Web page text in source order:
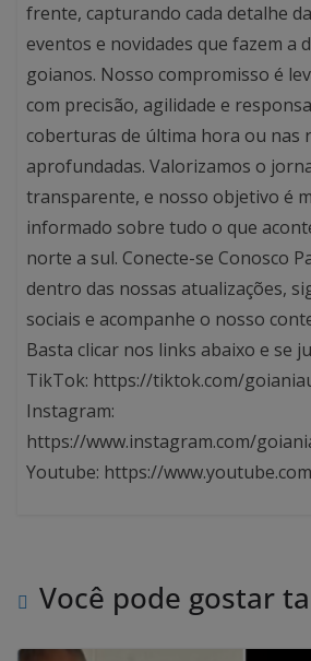
frente, capturando cada detalhe
eventos e novidades que fazem a
goianos. Nosso compromisso é
com precisão, agilidade e
coberturas de última hora ou nas
aprofundadas. Valorizamos o
transparente, e nosso objetivo é
informado sobre tudo o que
norte a sul. Conecte-se Conosco
dentro das nossas atualizações,
sociais e acompanhe o nosso
Basta clicar nos links abaixo e se
TikTok: https://tiktok.com/
Instagram:
https://www.instagram.com/
Youtube: https://
Você pode gostar